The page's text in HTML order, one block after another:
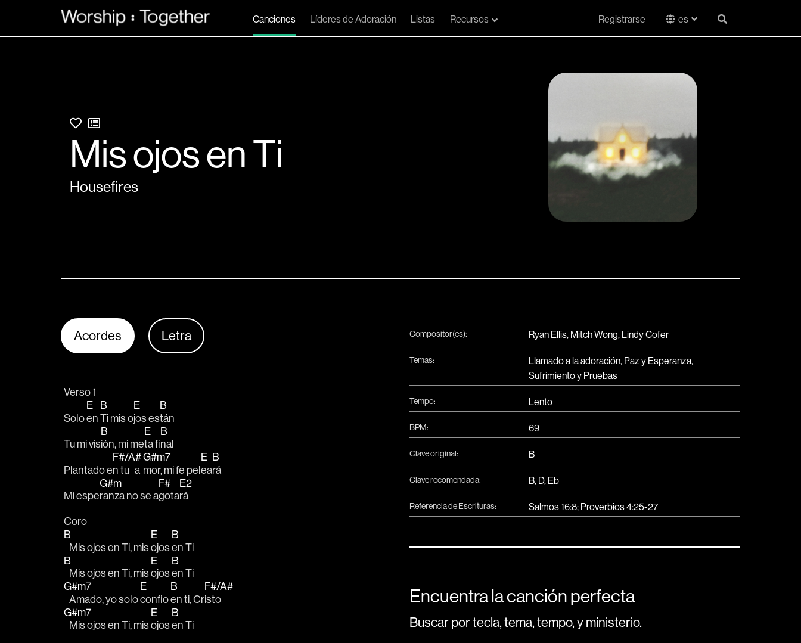
Canciones Líderes de Adoración Listas Recursos Registrarse es
Mis ojos en Ti
Housefires
Acordes Letra
Verso 1
Solo
E
en
B
Ti mis o
E
jos es
B
tán
Tu mi vis
B
ión, mi me
E
ta fi
B
nal
Plantado e
F#/A#
n tu   a
G#m7
mor, mi fe pel
E
ea
B
rá
Mi espe
G#m
ranza no se a
F#
gota
E2
rá
Coro
B
   Mis ojos en Ti, mis
E
ojos
B
en Ti
B
   Mis ojos en Ti, mis
E
ojos
B
en Ti
G#m7
   Amado, yo solo
E
confio
B
en ti, Cr
F#/A#
isto
G#m7
   Mis ojos en Ti, mis
E
ojos
B
en Ti
Compositor(es): Ryan Ellis, Mitch Wong, Lindy Cofer
Temas: Llamado a la adoración, Paz y Esperanza,
Sufrimiento y Pruebas
Tempo: Lento
BPM: 69
Clave original: B
Clave recomendada: B, D, Eb
Referencia de Escrituras: Salmos 16:8; Proverbios 4:25-27
Encuentra la canción perfecta
Buscar por tecla, tema, tempo, y ministerio.